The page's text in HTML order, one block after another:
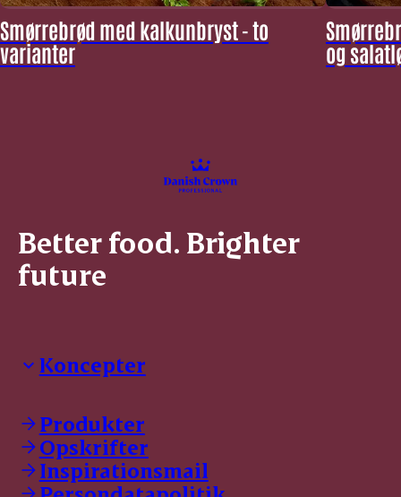
Smørrebrød med kalkunbryst - to
varianter
og
Better food. Brighter
future
Koncepter
Dyrbar
GØL
Tulip
Friland
Dansk Kødkvæg
Produkter
Opskrifter
Inspirationsmail